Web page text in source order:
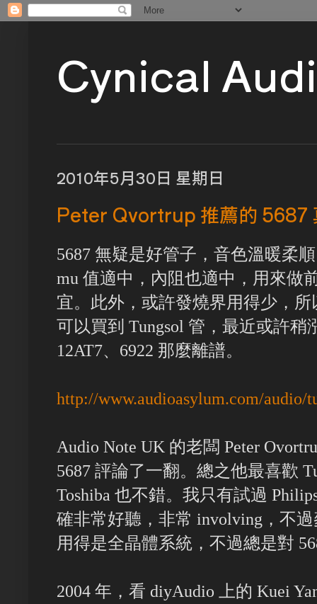
Cynical
2010年5月30日 星期日
Peter Qvortrup 推薦的 5687
5687 無疑是好管子，音色溫暖柔
mu 值適中，內阻也適中，用來做
宜。此外，或許發燒界用得少，
可以買到 Tungsol 管，最近或許
12AT7、6922 那麼離譜。
http://www.audioasylum.com/audio/
Audio Note UK 的老闆 Peter
5687 評論了一翻。總之他最喜歡
Toshiba 也不錯。我只有試過
確非常好聽，非常 involving，不
用得是全晶體系統，不過總是對
2004 年，看 diyAudio 上的 Kuei